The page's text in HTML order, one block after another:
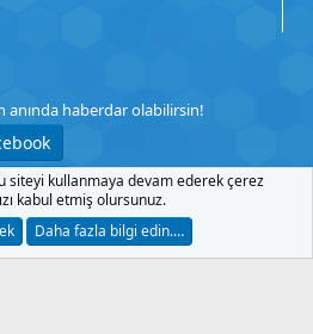
anında haberdar olabilirsin!
Anasayfa
R
siteyi kullanmaya devam ederek çerez
kabul etmiş olursunuz.
Daha fazla bilgi edin.…